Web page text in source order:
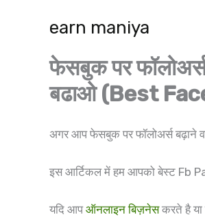
earn maniya
फेसबुक पर
बढाओ (Best
अगर आप फेसबुक पर फॉलोअर्स बढ़ाने
इस आर्टिकल में हम आपको बेस्ट Fb
यदि आपऑनलाइन बिज़नेसकरते है